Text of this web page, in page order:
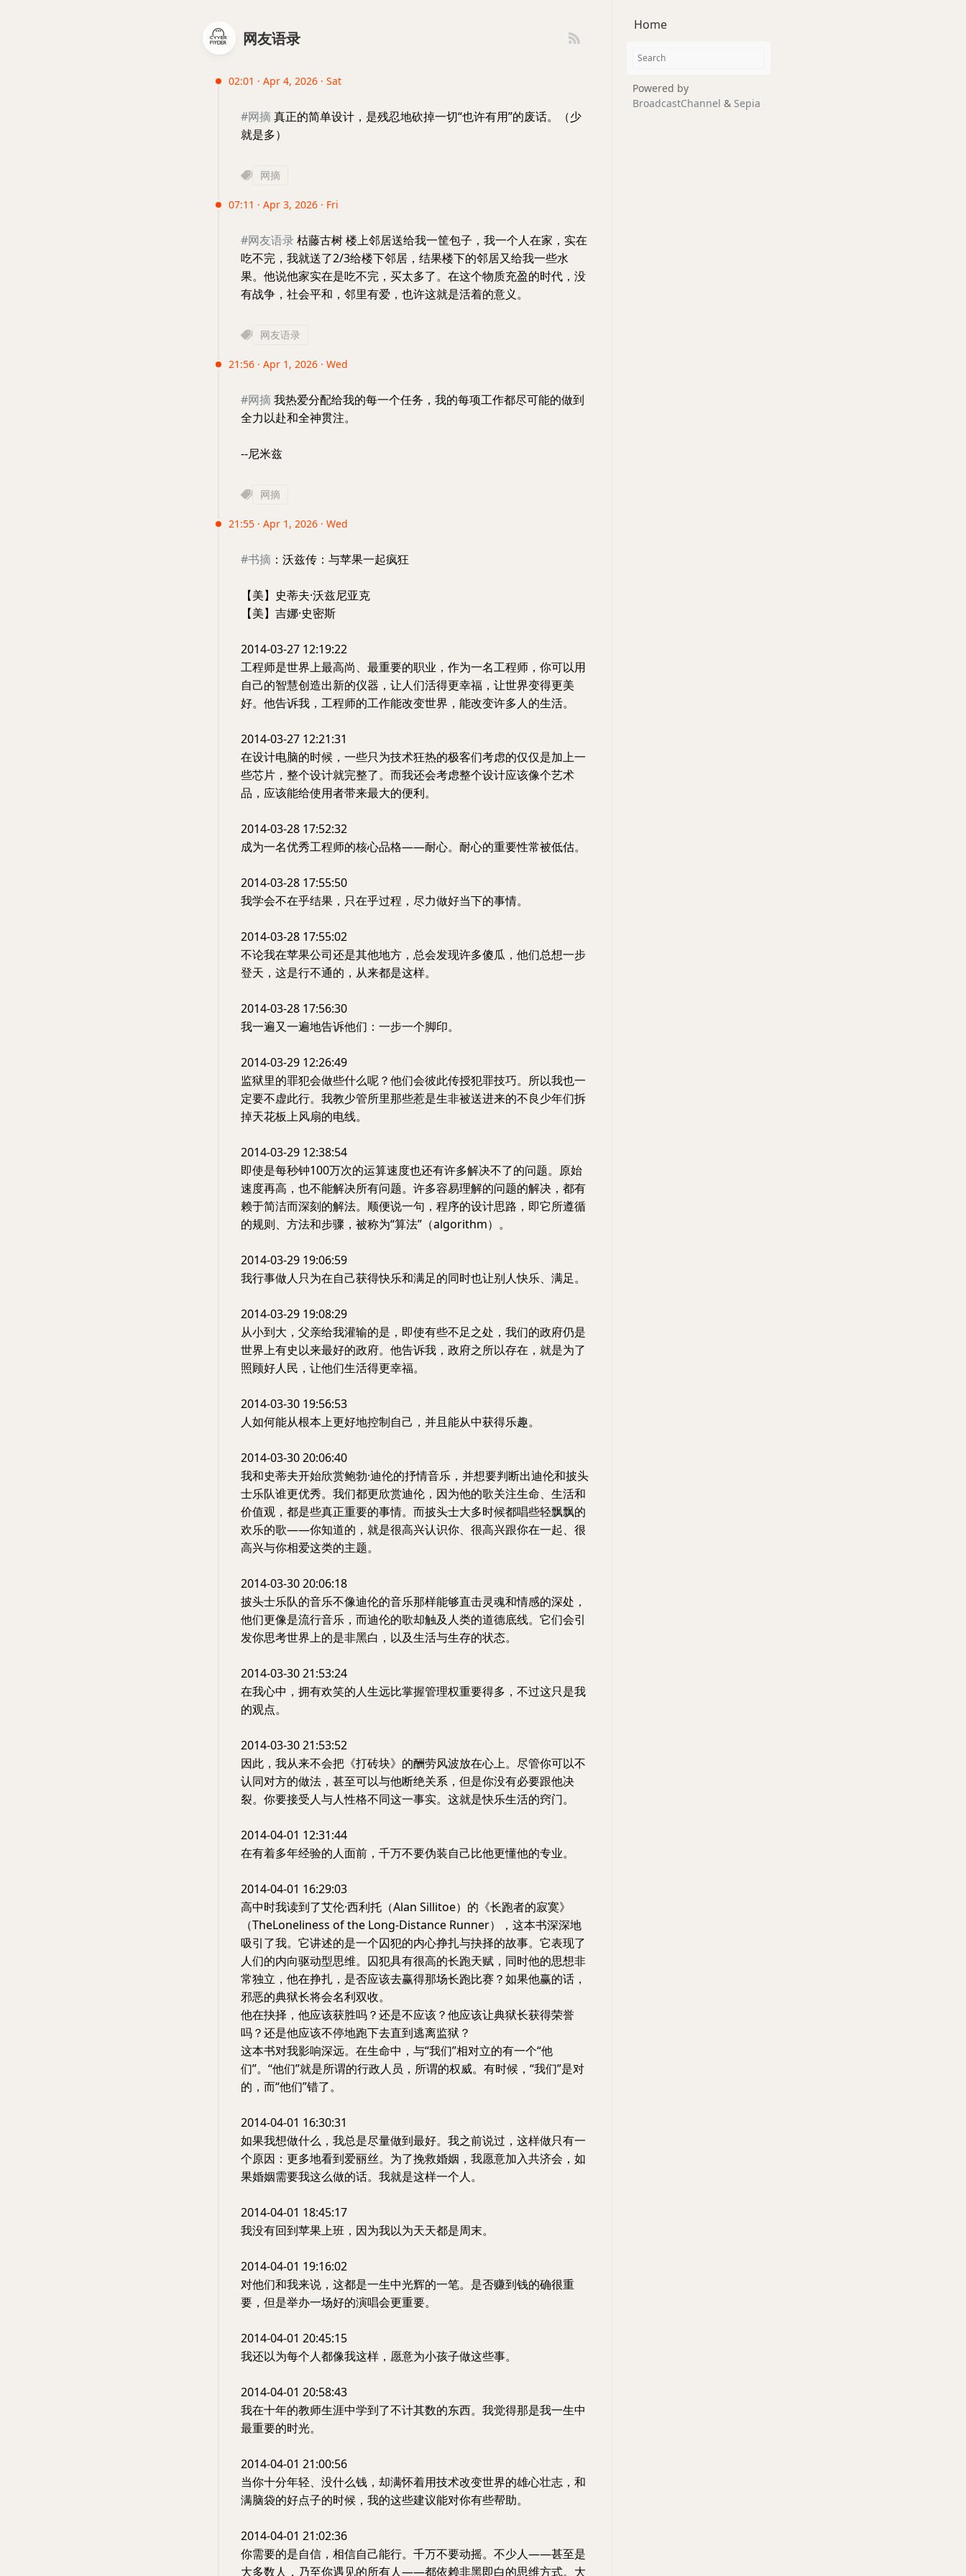
网友语录
02:01 · Apr 4, 2026 · Sat
#网摘真正的简单设计，是残忍地砍掉一切“也许有用”的废话。（少
就是多）
网摘
07:11 · Apr 3, 2026 · Fri
#网友语录 枯藤古树 楼上邻居送给我一筐包子，我一个人在家，实在
吃不完，我就送了2/3给楼下邻居，结果楼下的邻居又给我一些水
果。他说他家实在是吃不完，买太多了。在这个物质充盈的时代，没
有战争，社会平和，邻里有爱，也许这就是活着的意义。
网友语录
21:56 · Apr 1, 2026 · Wed
#网摘我热爱分配给我的每一个任务，我的每项工作都尽可能的做到
全力以赴和全神贯注。
--尼米兹
网摘
21:55 · Apr 1, 2026 · Wed
#书摘 ：沃兹传：与苹果一起疯狂
【美】史蒂夫·沃兹尼亚克
【美】吉娜·史密斯
2014-03-27 12:19:22
工程师是世界上最高尚、最重要的职业，作为一名工程师，你可以用
自己的智慧创造出新的仪器，让人们活得更幸福，让世界变得更美
好。他告诉我，工程师的工作能改变世界，能改变许多人的生活。
2014-03-27 12:21:31
在设计电脑的时候，一些只为技术狂热的极客们考虑的仅仅是加上一
些芯片，整个设计就完整了。而我还会考虑整个设计应该像个艺术
品，应该能给使用者带来最大的便利。
2014-03-28 17:52:32
成为一名优秀工程师的核心品格——耐心。耐心的重要性常被低估。
2014-03-28 17:55:50
我学会不在乎结果，只在乎过程，尽力做好当下的事情。
2014-03-28 17:55:02
不论我在苹果公司还是其他地方，总会发现许多傻瓜，他们总想一步
登天，这是行不通的，从来都是这样。
2014-03-28 17:56:30
我一遍又一遍地告诉他们：一步一个脚印。
2014-03-29 12:26:49
监狱里的罪犯会做些什么呢？他们会彼此传授犯罪技巧。所以我也一
定要不虚此行。我教少管所里那些惹是生非被送进来的不良少年们拆
掉天花板上风扇的电线。
2014-03-29 12:38:54
即使是每秒钟100万次的运算速度也还有许多解决不了的问题。原始
速度再高，也不能解决所有问题。许多容易理解的问题的解决，都有
赖于简洁而深刻的解法。顺便说一句，程序的设计思路，即它所遵循
的规则、方法和步骤，被称为“算法”（algorithm）。
2014-03-29 19:06:59
我行事做人只为在自己获得快乐和满足的同时也让别人快乐、满足。
2014-03-29 19:08:29
从小到大，父亲给我灌输的是，即使有些不足之处，我们的政府仍是
世界上有史以来最好的政府。他告诉我，政府之所以存在，就是为了
照顾好人民，让他们生活得更幸福。
2014-03-30 19:56:53
人如何能从根本上更好地控制自己，并且能从中获得乐趣。
2014-03-30 20:06:40
我和史蒂夫开始欣赏鲍勃·迪伦的抒情音乐，并想要判断出迪伦和披头
士乐队谁更优秀。我们都更欣赏迪伦，因为他的歌关注生命、生活和
价值观，都是些真正重要的事情。而披头士大多时候都唱些轻飘飘的
欢乐的歌——你知道的，就是很高兴认识你、很高兴跟你在一起、很
高兴与你相爱这类的主题。
2014-03-30 20:06:18
披头士乐队的音乐不像迪伦的音乐那样能够直击灵魂和情感的深处，
他们更像是流行音乐，而迪伦的歌却触及人类的道德底线。它们会引
发你思考世界上的是非黑白，以及生活与生存的状态。
2014-03-30 21:53:24
在我心中，拥有欢笑的人生远比掌握管理权重要得多，不过这只是我
的观点。
2014-03-30 21:53:52
因此，我从来不会把《打砖块》的酬劳风波放在心上。尽管你可以不
认同对方的做法，甚至可以与他断绝关系，但是你没有必要跟他决
裂。你要接受人与人性格不同这一事实。这就是快乐生活的窍门。
2014-04-01 12:31:44
在有着多年经验的人面前，千万不要伪装自己比他更懂他的专业。
2014-04-01 16:29:03
高中时我读到了艾伦·西利托（Alan Sillitoe）的《长跑者的寂寞》
（TheLoneliness of the Long-Distance Runner），这本书深深地
吸引了我。它讲述的是一个囚犯的内心挣扎与抉择的故事。它表现了
人们的内向驱动型思维。囚犯具有很高的长跑天赋，同时他的思想非
常独立，他在挣扎，是否应该去赢得那场长跑比赛？如果他赢的话，
邪恶的典狱长将会名利双收。
他在抉择，他应该获胜吗？还是不应该？他应该让典狱长获得荣誉
吗？还是他应该不停地跑下去直到逃离监狱？
这本书对我影响深远。在生命中，与“我们”相对立的有一个“他
们”。“他们”就是所谓的行政人员，所谓的权威。有时候，“我们”是对
的，而“他们”错了。
2014-04-01 16:30:31
如果我想做什么，我总是尽量做到最好。我之前说过，这样做只有一
个原因：更多地看到爱丽丝。为了挽救婚姻，我愿意加入共济会，如
果婚姻需要我这么做的话。我就是这样一个人。
2014-04-01 18:45:17
我没有回到苹果上班，因为我以为天天都是周末。
2014-04-01 19:16:02
对他们和我来说，这都是一生中光辉的一笔。是否赚到钱的确很重
要，但是举办一场好的演唱会更重要。
2014-04-01 20:45:15
我还以为每个人都像我这样，愿意为小孩子做这些事。
2014-04-01 20:58:43
我在十年的教师生涯中学到了不计其数的东西。我觉得那是我一生中
最重要的时光。
2014-04-01 21:00:56
当你十分年轻、没什么钱，却满怀着用技术改变世界的雄心壮志，和
满脑袋的好点子的时候，我的这些建议能对你有些帮助。
2014-04-01 21:02:36
你需要的是自信，相信自己能行。千万不要动摇。不少人——甚至是
大多数人，乃至你遇见的所有人——都依赖非黑即白的思维方式。大
Home
Powered by
BroadcastChannel & Sepia